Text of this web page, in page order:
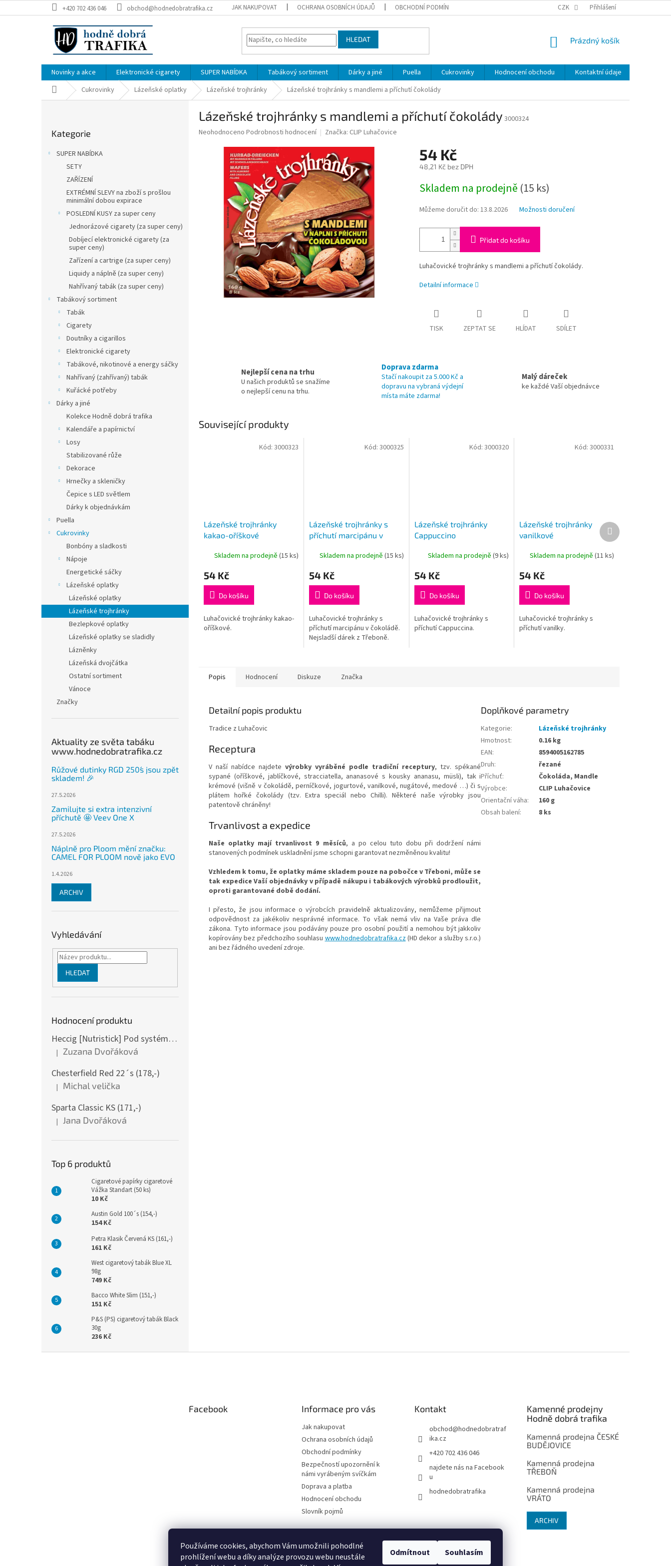
Používáme cookies, abychom Vám umožnili pohodlné
prohlížení webu a díky analýze provozu webu neustále
Odmítnout Souhlasím
na
+420 702 436 046 obchod@hodnedobratrafika.cz JAK NAKUPOVAT OCHRANA OSOBNÍCH ÚDAJŮ OBCHODNÍ PODMÍNKY BEZPEČNOSTÍ UPOZORNĚNÍ K NÁMI VYRÁBENÝM SVÍČKÁM
CZK Přihlášení
HLEDAT
NÁKUPNÍ
Prázdný košík
Novinky a akce Elektronické cigarety SUPER NABÍDKA Tabákový sortiment Dárky a jiné Puella Cukrovinky Hodnocení obchodu Kontaktní údaje
Domů Cukrovinky Lázeňské oplatky Lázeňské trojhránky Lázeňské trojhránky s mandlemi a příchutí čokolády
kategorie
Kategorie
SUPER NABÍDKA
SETY
ZAŘÍZENÍ
EXTRÉMNÍ SLEVY na zboží s prošlou
minimální dobou expirace
POSLEDNÍ KUSY za super ceny
Jednorázové cigarety (za super ceny)
Dobíjecí elektronické cigarety (za
super ceny)
Zařízení a cartrige (za super ceny)
Liquidy a náplně (za super ceny)
Nahřívaný tabák (za super ceny)
Tabákový sortiment
Tabák
Cigarety
Doutníky a cigarillos
Elektronické cigarety
Tabákové, nikotinové a energy sáčky
Nahřívaný (zahřívaný) tabák
Kuřácké potřeby
Dárky a jiné
Kolekce Hodně dobrá trafika
Kalendáře a papírnictví
Losy
Stabilizované růže
Dekorace
Hrnečky a skleničky
Čepice s LED světlem
Dárky k objednávkám
Puella
Cukrovinky
Bonbóny a sladkosti
Nápoje
Energetické sáčky
Lázeňské oplatky
Lázeňské oplatky
Lázeňské trojhránky
Bezlepkové oplatky
Lázeňské oplatky se sladidly
Lázněnky
Lázeňská dvojčátka
Ostatní sortiment
Vánoce
Značky
Aktuality ze světa tabáku
www.hodnedobratrafika.cz
Růžové dutinky RGD 250´s jsou zpět
skladem! 🎉
27.5.2026
Zamilujte si extra intenzivní
příchutě 🤩 Veev One X
27.5.2026
Náplně pro Ploom mění značku:
CAMEL FOR PLOOM nově jako EVO
1.4.2026
ARCHIV
Vyhledávání
HLEDAT
Hodnocení produktu
Heccig [Nutristick] Pod systém DV2 - F bull
Hodnocení produktu je 5 z 5 hvězdiček.
| Zuzana Dvořáková
Chesterfield Red 22´s (178,-)
Hodnocení produktu je 5 z 5 hvězdiček.
| Michal velička
Sparta Classic KS (171,-)
Hodnocení produktu je 5 z 5 hvězdiček.
| Jana Dvořáková
Top 6 produktů
Cigaretové papírky cigaretové
Vážka Standart (50 ks)
10 Kč
Austin Gold 100´s (154,-)
154 Kč
Petra Klasik Červená KS (161,-)
161 Kč
West cigaretový tabák Blue XL
98g
749 Kč
Bacco White Slim (151,-)
151 Kč
P&S (PS) cigaretový tabák Black
30g
236 Kč
Lázeňské trojhránky s mandlemi a příchutí čokolády 3000324
Průměrné
hvězdiček.
Neohodnoceno Podrobnosti hodnocení Značka: CLIP Luhačovice
54 Kč
48,21 Kč bez DPH
cena:
Skladem na prodejně (15 ks)
Můžeme doručit do: 13.8.2026 Možnosti doručení
Přidat do košíku
Luhačovické trojhránky s mandlemi a příchutí čokolády.
Detailní informace
TISK ZEPTAT SE HLÍDAT SDÍLET
Nejlepší cena na trhu
U našich produktů se snažíme
o nejlepší cenu na trhu.
Doprava zdarma
Stačí nakoupit za 5.000 Kč a
dopravu na vybraná výdejní
místa máte zdarma!
Malý dáreček
ke každé Vaší objednávce
Související produkty
Lázeňské trojhránky
kakao-oříškové
Skladem na prodejně (15 ks)
54 Kč
Do košíku
Luhačovické trojhránky kakao-
oříškové.
Kód: 3000323
Lázeňské trojhránky s
příchutí marcipánu v
Skladem na prodejně (15 ks)
54 Kč
Do košíku
Luhačovické trojhránky s
příchutí marcipánu v čokoládě.
Nejsladší dárek z Třeboně.
Kód: 3000325
Lázeňské trojhránky
Cappuccino
Skladem na prodejně(9 ks)
54 Kč
Do košíku
Luhačovické trojhránky s
příchutí Cappuccina.
Kód:3000320
Lázeňské trojhránky
vanilkové
Skladem na prodejně (11 ks)
54 Kč
Do košíku
Luhačovické trojhránky s
příchutí vanilky.
Kód: 3000331
Další
produkt
Popis Hodnocení Diskuze Značka
Detailní popis produktu
Tradice z Luhačovic
Receptura
V naší nabídce najdete výrobky vyráběné podle tradiční receptury, tzv. spékané
sypané (oříškové, jablíčkové, stracciatella, ananasové s kousky ananasu, müsli), tak i
krémové (višně v čokoládě, perníčkové, jogurtové, vanilkové, nugátové, medové …) či s
plátem hořké čokolády (tzv. Extra speciál nebo Chilli). Některé naše výrobky jsou
patentově chráněny!
Trvanlivost a expedice
Naše oplatky mají trvanlivost 9 měsíců, a po celou tuto dobu při dodržení námi
stanovených podmínek uskladnění jsme schopni garantovat nezměněnou kvalitu!
Vzhledem k tomu, že oplatky máme skladem pouze na pobočce v Třeboni, může se
tak expedice Vaší objednávky v případě nákupu i tabákových výrobků prodloužit,
oproti garantované době dodání.
I přesto, že jsou informace o výrobcích pravidelně aktualizovány, nemůžeme přijmout
odpovědnost za jakékoliv nesprávné informace. To však nemá vliv na Vaše práva dle
zákona. Tyto informace jsou podávány pouze pro osobní použití a nemohou být jakkoliv
kopírovány bez předchozího souhlasu www.hodnedobratrafika.cz(HD dekor a služby s.r.o.)
ani bez řádného uvedení zdroje.
Doplňkové parametry
Kategorie:
Lázeňské trojhránky
Hmotnost:
0.16 kg
EAN:
8594005162785
Druh:
řezané
Příchuť:
Čokoláda, Mandle
Výrobce:
CLIP Luhačovice
Orientační váha:
160 g
Obsah balení: 8 ks
Facebook Informace pro vás
Jak nakupovat
Ochrana osobních údajů
Obchodní podmínky
Bezpečností upozornění k
námi vyrábeným svíčkám
Doprava a platba
Hodnocení obchodu
Slovník pojmů
Kontakt
obchod@hodnedobratraf
ika.cz
+420 702 436 046
najdete nás na Facebook
u
hodnedobratrafika
Kamenné prodejny
Hodně dobrá trafika
Kamenná prodejna ČESKÉ
BUDĚJOVICE
Kamenná prodejna
TŘEBOŇ
Kamenná prodejna
VRÁTO
ARCHIV